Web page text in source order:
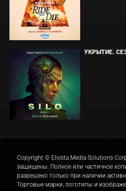
УКРЫТИЕ.
Copyright © Elvista Media Solutions
защищены. Полное или частичное
разрешено только при наличии
Торговые марки, логотипы и